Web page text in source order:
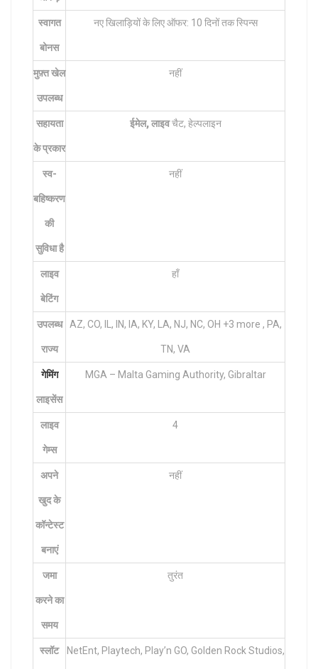
स्वागत
बोनस
नए खिलाड़ियों के लिए ऑफर: 10 दिनों तक स्पिन्स
मुफ़्त खेल
उपलब्ध
नहीं
सहायता
के प्रकार
ईमेल, लाइवचैट, हेल्पलाइन
स्व-
बहिष्करण
की
सुविधा है
नहीं
लाइव
बेटिंग
हाँ
उपलब्ध
राज्य
AZ, CO, IL, IN, IA, KY, LA, NJ, NC, OH +3 more , PA,
TN, VA
गेमिंग
लाइसेंस
MGA – Malta Gaming Authority, Gibraltar
लाइव
गेम्स
4
अपने
खुद के
कॉन्टेस्ट
बनाएं
नहीं
जमा
करने का
समय
तुरंत
स्लॉट NetEnt, Playtech, Play’n GO, Golden Rock Studios,